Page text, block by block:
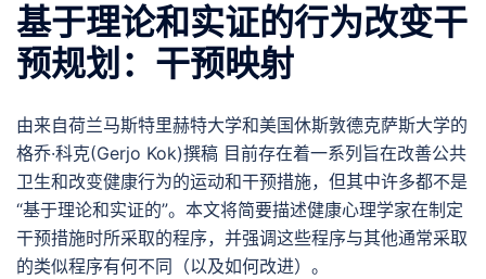
基于理论和实证的行为改变干
预规划：干预映射
由来自荷兰马斯特里赫特大学和美国休斯敦德克萨斯大学的
格乔·科克(Gerjo Kok)撰稿 目前存在着一系列旨在改善公共
卫生和改变健康行为的运动和干预措施，但其中许多都不是
“基于理论和实证的”。本文将简要描述健康心理学家在制定
干预措施时所采取的程序，并强调这些程序与其他通常采取
的类似程序有何不同（以及如何改进）。